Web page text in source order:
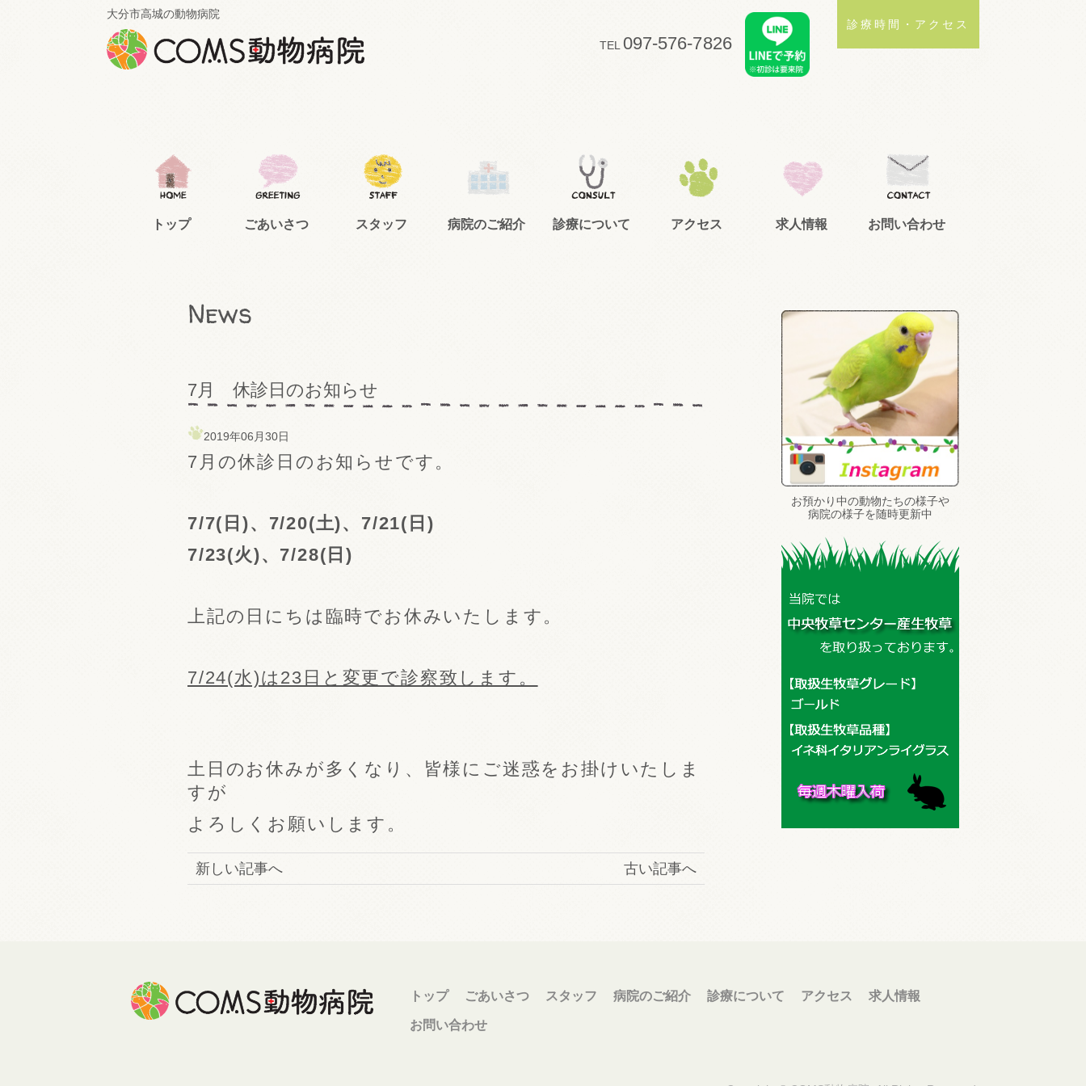
大分市高城の動物病院
TEL 097-576-7826
診療時間・アクセス
トップ ごあいさつ スタッフ 病院のご紹介 診療について アクセス 求人情報 お問い合わせ
News
7月 休診日のお知らせ
2019年06月30日
7月の休診日のお知らせです。
7/7(日)、7/20(土)、7/21(日)
7/23(火)、7/28(日)
上記の日にちは臨時でお休みいたします。
7/24(水)は23日と変更で診察致します。
土日のお休みが多くなり、皆様にご迷惑をお掛けいたしま
すが
よろしくお願いします。
古い記事へ
新しい記事へ
お預かり中の動物たちの様子や
病院の様子を随時更新中
トップ ごあいさつ スタッフ 病院のご紹介 診療について アクセス 求人情報
お問い合わせ